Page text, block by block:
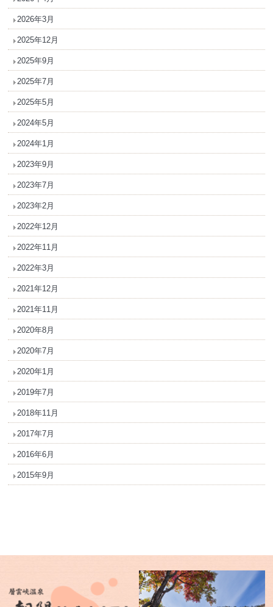
2026年3月
2025年12月
2025年9月
2025年7月
2025年5月
2024年5月
2024年1月
2023年9月
2023年7月
2023年2月
2022年12月
2022年11月
2022年3月
2021年12月
2021年11月
2020年8月
2020年7月
2020年1月
2019年7月
2018年11月
2017年7月
2016年6月
2015年9月